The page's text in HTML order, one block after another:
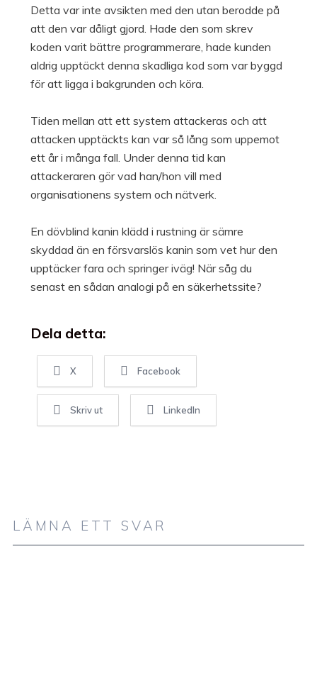
Detta var inte avsikten med den utan berodde på
att den var dåligt gjord. Hade den som skrev
koden varit bättre programmerare, hade kunden
aldrig upptäckt denna skadliga kod som var byggd
för att ligga i bakgrunden och köra.
Tiden mellan att ett system attackeras och att
attacken upptäckts kan var så lång som uppemot
ett år i många fall. Under denna tid kan
attackeraren gör vad han/hon vill med
organisationens system och nätverk.
En dövblind kanin klädd i rustning är sämre
skyddad än en försvarslös kanin som vet hur den
upptäcker fara och springer iväg! När såg du
senast en sådan analogi på en säkerhetssite?
Dela detta:
X Facebook
Skriv ut LinkedIn
LÄMNA ETT SVAR